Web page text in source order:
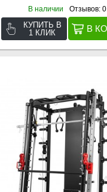
В наличии Отзывов: 0
КУПИТЬ В
1 КЛИК